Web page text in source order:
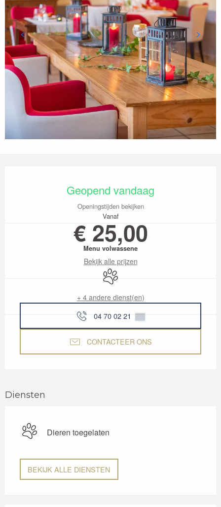
Geopend vandaag
Openingstijden bekijken
Vanaf
€ 25,00
Menu volwassene
Bekijk alle prijzen
Dieren toegelaten
+ 4 andere dienst(en)
04 70 02 21 ▒▒
CONTACTEER ONS
Diensten
Dieren toegelaten
BEKIJK ALLE DIENSTEN